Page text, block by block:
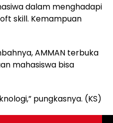
dalam menghadapi
skill. Kemampuan
AMMAN terbuka
mahasiswa bisa
pungkasnya. (KS)